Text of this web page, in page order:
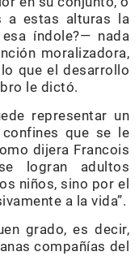
a estas alturas la
índole?— nada
moralizadora,
que el desarrollo
le dictó.
representar un
que se le
dijera Francois
logran adultos
niños, sino por el
a la vida”.
grado, es decir,
compañías del